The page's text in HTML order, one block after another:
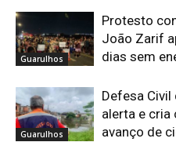
Guarulhos
Protesto
João Zarif
dias sem
Guarulhos
Defesa Civil
alerta e
avanço de